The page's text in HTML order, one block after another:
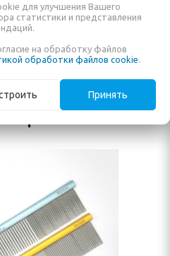
для улучшения Вашего
статистики и представления
на обработку файлов
обработки файлов cookie
Принять